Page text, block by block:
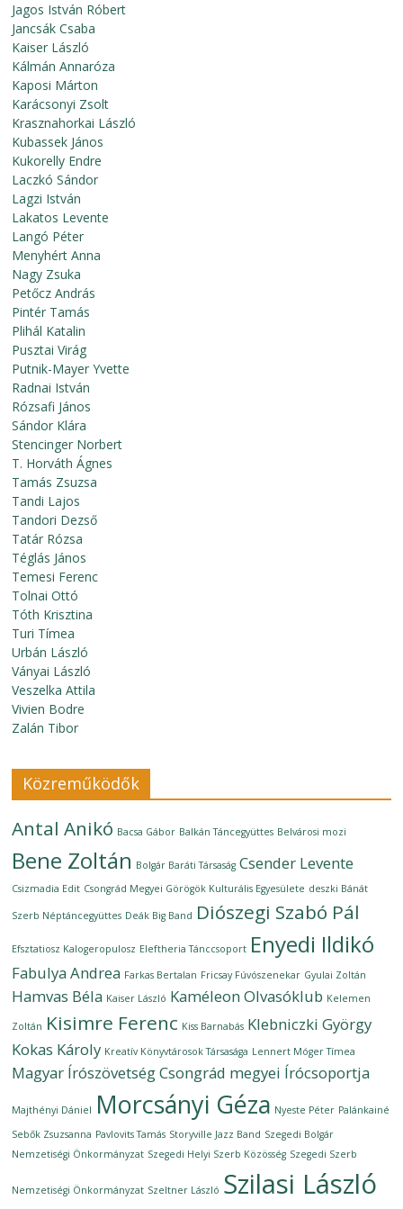
Jagos István Róbert
Jancsák Csaba
Kaiser László
Kálmán Annaróza
Kaposi Márton
Karácsonyi Zsolt
Krasznahorkai László
Kubassek János
Kukorelly Endre
Laczkó Sándor
Lagzi István
Lakatos Levente
Langó Péter
Menyhért Anna
Nagy Zsuka
Petőcz András
Pintér Tamás
Plihál Katalin
Pusztai Virág
Putnik-Mayer Yvette
Radnai István
Rózsafi János
Sándor Klára
Stencinger Norbert
T. Horváth Ágnes
Tamás Zsuzsa
Tandi Lajos
Tandori Dezső
Tatár Rózsa
Téglás János
Temesi Ferenc
Tolnai Ottó
Tóth Krisztina
Turi Tímea
Urbán László
Ványai László
Veszelka Attila
Vivien Bodre
Zalán Tibor
Közreműködők
Antal Anikó Bacsa Gábor Balkán Táncegyüttes Belvárosi mozi
Bene Zoltán Bolgár Baráti Társaság Csender Levente
Csizmadia Edit Csongrád Megyei Görögök Kulturális Egyesülete deszki Bánát
Szerb Néptáncegyüttes Deák Big Band Diószegi Szabó Pál
Efsztatiosz Kalogeropulosz Eleftheria Tánccsoport Enyedi Ildikó
Fabulya Andrea Farkas Bertalan Fricsay Fúvószenekar Gyulai Zoltán
Hamvas Béla Kaiser László Kaméleon Olvasóklub Kelemen
Zoltán Kisimre Ferenc Kiss Barnabás Klebniczki György
Kokas Károly Kreatív Könyvtárosok Társasága Lennert Móger Tímea
Magyar Írószövetség Csongrád megyei Írócsoportja
Majthényi Dániel Morcsányi Géza Nyeste Péter Palánkainé
Sebők Zsuzsanna Pavlovits Tamás Storyville Jazz Band Szegedi Bolgár
Nemzetiségi Önkormányzat Szegedi Helyi Szerb Közösség Szegedi Szerb
Nemzetiségi Önkormányzat Szeltner László Szilasi László